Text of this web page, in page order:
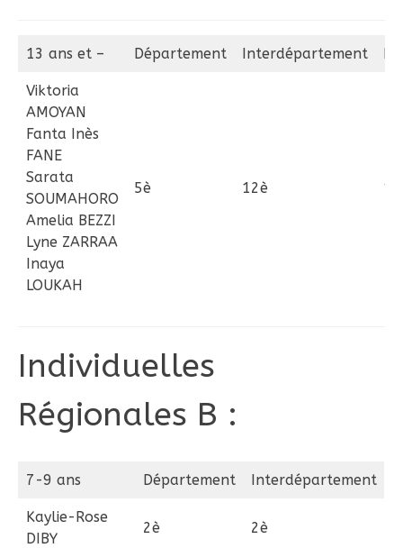
13 ans et – Département Interdépartement
Viktoria
AMOYAN
Fanta Inès
FANE
Sarata
SOUMAHORO
Amelia BEZZI
Lyne ZARRAA
Inaya
LOUKAH
5è 12è
Individuelles
Régionales B :
7-9 ans Département Interdépartement
Kaylie-Rose
DIBY
2è 2è